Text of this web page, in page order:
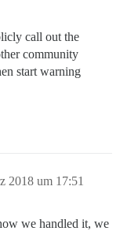
call out the
community
start warning
2018 um 17:51
we handled it, we